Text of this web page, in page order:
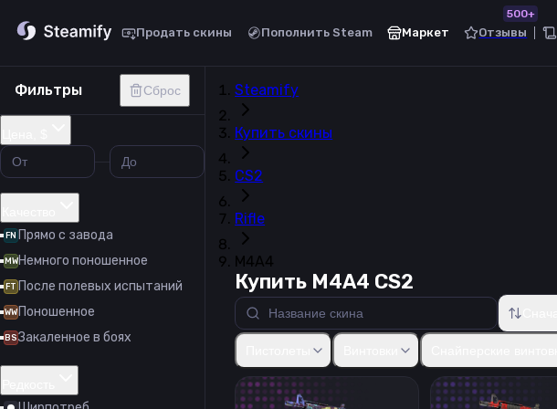
Продать скины Пополнить Steam Маркет Отзывы
500+
Фильтры Сброс
FN Прямо с завода
MW Немного поношенное
FT После полевых испытаний
WW Поношенное
BS Закаленное в боях
Steamify
Купить скины
CS2
Rifle
M4A4
Купить M4A4 CS2
Glock-18USP-SP2000P250Five-SeveNTec-9